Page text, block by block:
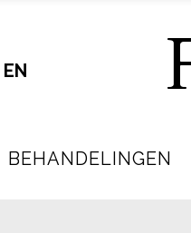
EN
BEHANDELINGEN